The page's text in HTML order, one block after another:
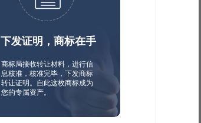
下发证明，商标在手
商标局接收转让材料，进行信
息核准，核准完毕，下发商标
转让证明。自此这枚商标成为
您的专属资产。